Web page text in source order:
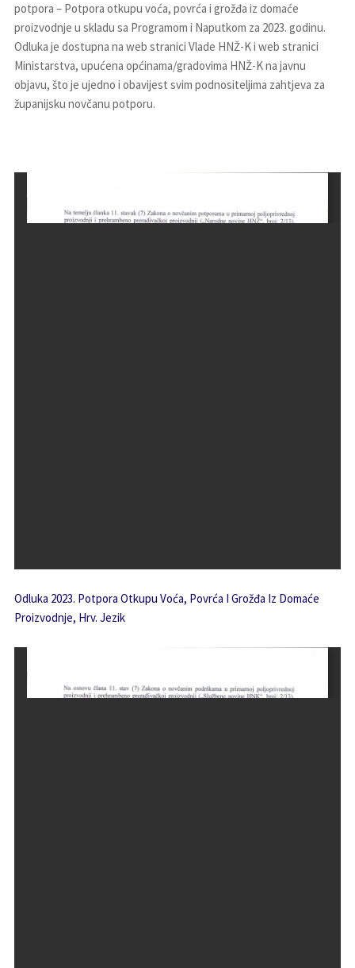
potpora – Potpora otkupu voća, povrća i grožđa iz domaće
proizvodnje u skladu sa Programom i Naputkom za 2023. godinu.
Odluka je dostupna na web stranici Vlade HNŽ-K i web stranici
Ministarstva, upućena općinama/gradovima HNŽ-K na javnu
objavu, što je ujedno i obavijest svim podnositeljima zahtjeva za
županijsku novčanu potporu.
Odluka 2023. Potpora Otkupu Voća, Povrća I Grožđa Iz Domaće
Proizvodnje, Hrv. Jezik